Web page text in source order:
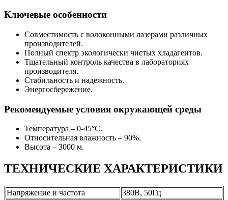
Ключевые особенности
Совместимость с волоконными лазерами различных
производителей.
Полный спектр экологически чистых хладагентов.
Тщательный контроль качества в лабораториях
производителя.
Стабильность и надежность.
Энергосбережение.
Рекомендуемые условия окружающей среды
Температура – 0-45°С.
Относительная влажность – 90%.
Высота – 3000 м.
ТЕХНИЧЕСКИЕ ХАРАКТЕРИСТИКИ
Напряжение и частота
380В, 50Гц